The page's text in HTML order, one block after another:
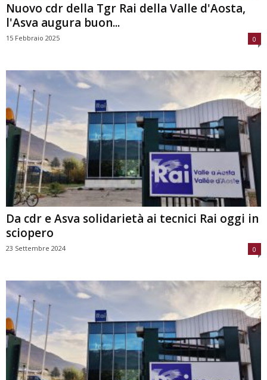
Nuovo cdr della Tgr Rai della Valle d'Aosta,
l'Asva augura buon...
15 Febbraio 2025 0
Da cdr e Asva solidarietà ai tecnici Rai oggi in
sciopero
23 Settembre 2024 0